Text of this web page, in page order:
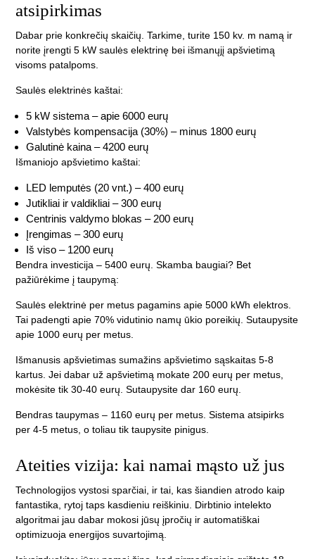
atsipirkimas
Dabar prie konkrečių skaičių. Tarkime, turite 150 kv. m namą ir
norite įrengti 5 kW saulės elektrinę bei išmanųjį apšvietimą
visoms patalpoms.
Saulės elektrinės kaštai:
5 kW sistema – apie 6000 eurų
Valstybės kompensacija (30%) – minus 1800 eurų
Galutinė kaina – 4200 eurų
Išmaniojo apšvietimo kaštai:
LED lemputės (20 vnt.) – 400 eurų
Jutikliai ir valdikliai – 300 eurų
Centrinis valdymo blokas – 200 eurų
Įrengimas – 300 eurų
Iš viso – 1200 eurų
Bendra investicija – 5400 eurų. Skamba baugiai? Bet
pažiūrėkime į taupymą:
Saulės elektrinė per metus pagamins apie 5000 kWh elektros.
Tai padengti apie 70% vidutinio namų ūkio poreikių. Sutaupysite
apie 1000 eurų per metus.
Išmanusis apšvietimas sumažins apšvietimo sąskaitas 5-8
kartus. Jei dabar už apšvietimą mokate 200 eurų per metus,
mokėsite tik 30-40 eurų. Sutaupysite dar 160 eurų.
Bendras taupymas – 1160 eurų per metus. Sistema atsipirks
per 4-5 metus, o toliau tik taupysite pinigus.
Ateities vizija: kai namai mąsto už jus
Technologijos vystosi sparčiai, ir tai, kas šiandien atrodo kaip
fantastika, rytoj taps kasdieniu reiškiniu. Dirbtinio intelekto
algoritmai jau dabar mokosi jūsų įpročių ir automatiškai
optimizuoja energijos suvartojimą.